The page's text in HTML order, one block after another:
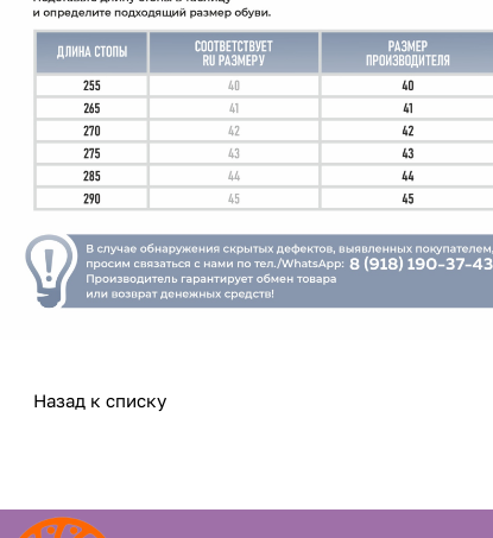
Назад к списку